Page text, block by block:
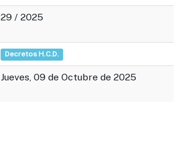
29 / 2025
Decretos H.C.D.
Jueves, 09 de Octubre de 2025